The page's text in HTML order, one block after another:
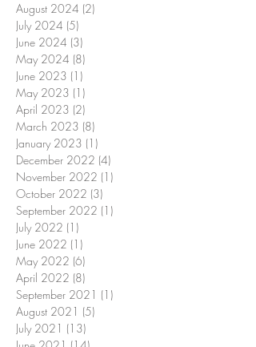
August 2024 (2)
July 2024 (5)
June 2024 (3)
May 2024 (8)
June 2023 (1)
May 2023 (1)
April 2023 (2)
March 2023 (8)
January 2023 (1)
December 2022 (4)
November 2022 (1)
October 2022 (3)
September 2022 (1)
July 2022 (1)
June 2022 (1)
May 2022 (6)
April 2022 (8)
September 2021 (1)
August 2021 (5)
July 2021 (13)